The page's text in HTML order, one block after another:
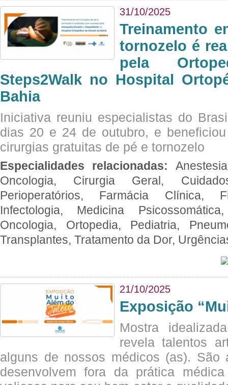
31/10/2025
Treinamento
tornozelo é
pela
Steps2Walk no Hospital
Bahia
Iniciativa reuniu especialistas do
dias 20 e 24 de outubro, e
cirurgias gratuitas de pé e tornozelo
Especialidades relacionadas:
Oncologia, Cirurgia Geral,
Perioperatórios, Farmácia Clínica,
Infectologia, Medicina
Oncologia, Ortopedia, Pediatria,
Transplantes, Tratamento da Dor,
21/10/2025
Exposição
Mostra
revela talentos
alguns de nossos médicos (as). São
desenvolvem fora da prática